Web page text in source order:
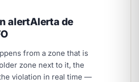
alertAlerta de
from a zone that is
zone next to it, the
violation in real time —